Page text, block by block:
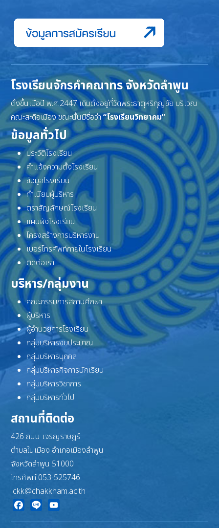
โรงเรียนจักรคำคณาทร จังหวัดลำพูน
ตั้งขึ้นเมื่อปี พ.ศ.2447 เดิมตั้งอยู่ที่วัดพระธาตุหริภุญชัย บริเวณ
คณะสะดือเมือง ขณะนั้นมีชื่อว่า“โรงเรียนวิทยาคม”
ข้อมูลทั่วไป
ประวัติโรงเรียน
คำแจ้งความตั้งโรงเรียน
ข้อมูลโรงเรียน
ทำเนียบผู้บริหาร
ตราสัญลักษณ์โรงเรียน
แผนผังโรงเรียน
โครงสร้างการบริหารงาน
เบอร์โทรศัพท์ภายในโรงเรียน
ติดต่อเรา
บริหาร/กลุ่มงาน
คณะกรรมการสถานศึกษา
ผู้บริหาร
ผู้อำนวยการโรงเรียน
กลุ่มบริหารงบประมาณ
กลุ่มบริหารบุคคล
กลุ่มบริหารกิจการนักเรียน
กลุ่มบริหารวิชาการ
กลุ่มบริหารทั่วไป
สถานที่ติดต่อ
426 ถนน เจริญราษฎร์
ตำบลในเมือง อำเภอเมืองลำพูน
จังหวัดลำพูน 51000
โทรศัพท์ 053-525746
ckk@chakkham.ac.th